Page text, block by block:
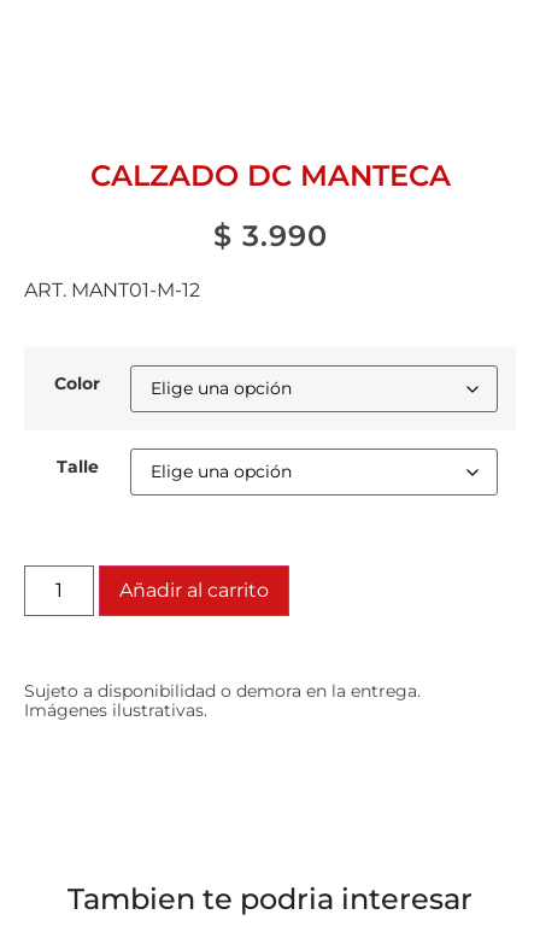
CALZADO DC MANTECA
$ 3.990
ART. MANT01-M-12
Color
Talle
Añadir al carrito
Sujeto a disponibilidad o demora en la entrega.
Imágenes ilustrativas.
Tambien te podria interesar